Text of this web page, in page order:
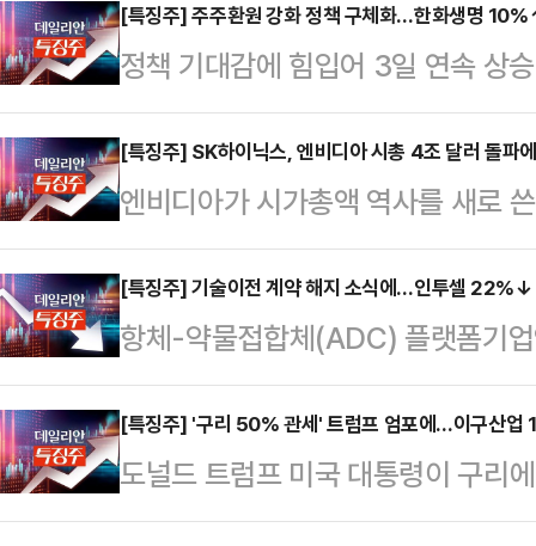
코스닥 시장에서 우리기술투자는
래되고 있다. 장중 한때 1만1570원
는 국내 가상화폐거래소 업비트를
마찬가지로 두나무 지분을 보유하
세를 보이고 있다.간밤 비트코인
까지 오르며 …
[특징주] 주주환원 강화 정책 구체화…한화생명
정책 기대감에 힘입어 3일 연속 상
에도 오름세를 보이고 있다.한국거
피 시장에서 한화생명 주가는 전
있다. 장중 한때 4185원에 거래가
(1.88%), 8일(4.78%), 9일
를 보이고 있다.정부·여당이 자사
화 정책을 구체화하자 관련 수혜주
[특징주] SK하이닉스, 엔비디아 시총 4조 달러 돌
엔비디아가 시가총액 역사를 새로
다.10일 한국거래소에 따르면 이날
래일 대비 1.42%(4000원) 오른
벌 인공지능(AI) 대장주인 엔비디
4조 달러(한화 약 5502조원)를 돌
뉴욕증시에서 엔비디아는 전 거래
마쳤다. 주가는 장중 2.5% 상승한
[특징주] 기술이전 계약 해지 소식에…인투셀 22%↓
항체-약물접합체(ADC) 플랫폼기
10일 장 초반 급락하고 있다.한국
투셀 주가는 전 거래일 대비
중 한때 2만8950원까지 떨어지기
ADC 플랫폼기술 '넥사테칸
[특징주] '구리 50% 관세' 트럼프 엄포에…이구산
도널드 트럼프 미국 대통령이 구리
으로 구리 가격이 급등하자 9일 국